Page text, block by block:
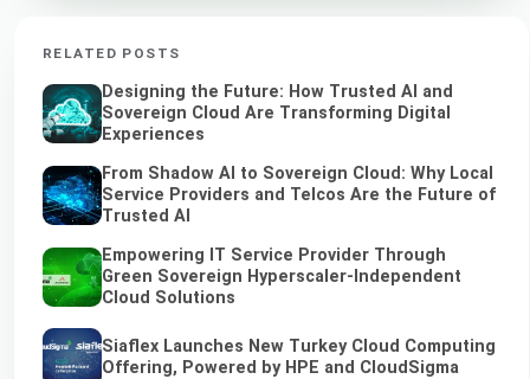
RELATED POSTS
Designing the Future: How Trusted AI and
Sovereign Cloud Are Transforming Digital
Experiences
From Shadow AI to Sovereign Cloud: Why Local
Service Providers and Telcos Are the Future of
Trusted AI
Empowering IT Service Provider Through
Green Sovereign Hyperscaler-Independent
Cloud Solutions
Siaflex Launches New Turkey Cloud Computing
Offering, Powered by HPE and CloudSigma